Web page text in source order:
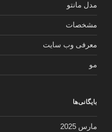
مدل مانتو
مشخصات
معرفی وب سایت
مو
بایگانی‌ها
مارس 2025